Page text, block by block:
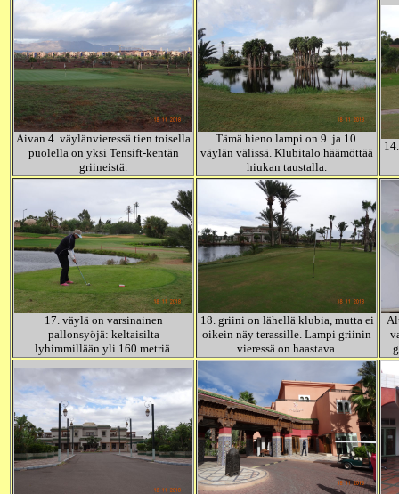
Aivan 4. väylänvieressä tien toisella
puolella on yksi Tensift-kentän
griineistä.
Tämä hieno lampi on 9. ja 10.
väylän välissä. Klubitalo häämöttää
hiukan taustalla.
17. väylä on varsinainen
pallonsyöjä: keltaisilta
lyhimmillään yli 160 metriä.
18. griini on lähellä klubia, mutta ei
oikein näy terassille. Lampi griinin
vieressä on haastava.